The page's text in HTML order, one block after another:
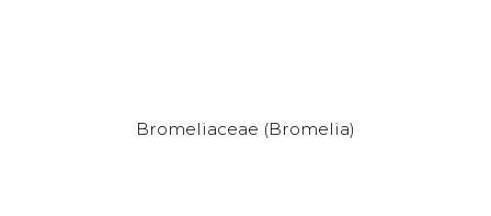
Bromeliaceae (Bromelia)